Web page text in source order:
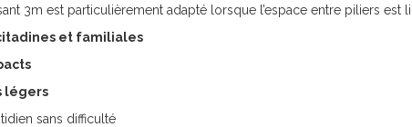
3m est particulièrement adapté lorsque l’espace entre piliers est
et familiales
légers
sans difficulté